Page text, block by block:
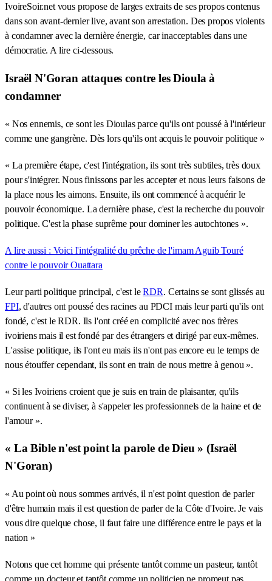
IvoireSoir.net vous propose de larges extraits de ses propos contenus
dans son avant-dernier live, avant son arrestation. Des propos violents
à condamner avec la dernière énergie, car inacceptables dans une
démocratie. A lire ci-dessous.
Israël N'Goran attaques contre les Dioula à
condamner
« Nos ennemis, ce sont les Dioulas parce qu'ils ont poussé à l'intérieur
comme une gangrène. Dès lors qu'ils ont acquis le pouvoir politique »
« La première étape, c'est l'intégration, ils sont très subtiles, très doux
pour s'intégrer. Nous finissons par les accepter et nous leurs faisons de
la place nous les aimons. Ensuite, ils ont commencé à acquérir le
pouvoir économique. La dernière phase, c'est la recherche du pouvoir
politique. C'est la phase suprême pour dominer les autochtones ».
A lire aussi : Voici l'intégralité du prêche de l'imam Aguib Touré
contre le pouvoir Ouattara
Leur parti politique principal, c'est leRDR. Certains se sont glissés au
FPI, d'autres ont poussé des racines au PDCI mais leur parti qu'ils ont
fondé, c'est le RDR. Ils l'ont créé en complicité avec nos frères
ivoiriens mais il est fondé par des étrangers et dirigé par eux-mêmes.
L'assise politique, ils l'ont eu mais ils n'ont pas encore eu le temps de
nous étouffer cependant, ils sont en train de nous mettre à genou ».
« Si les Ivoiriens croient que je suis en train de plaisanter, qu'ils
continuent à se diviser, à s'appeler les professionnels de la haine et de
l'amour ».
« La Bible n'est point la parole de Dieu » (Israël
N'Goran)
« Au point où nous sommes arrivés, il n'est point question de parler
d'être humain mais il est question de parler de la Côte d'Ivoire. Je vais
vous dire quelque chose, il faut faire une différence entre le pays et la
nation »
Notons que cet homme qui présente tantôt comme un pasteur, tantôt